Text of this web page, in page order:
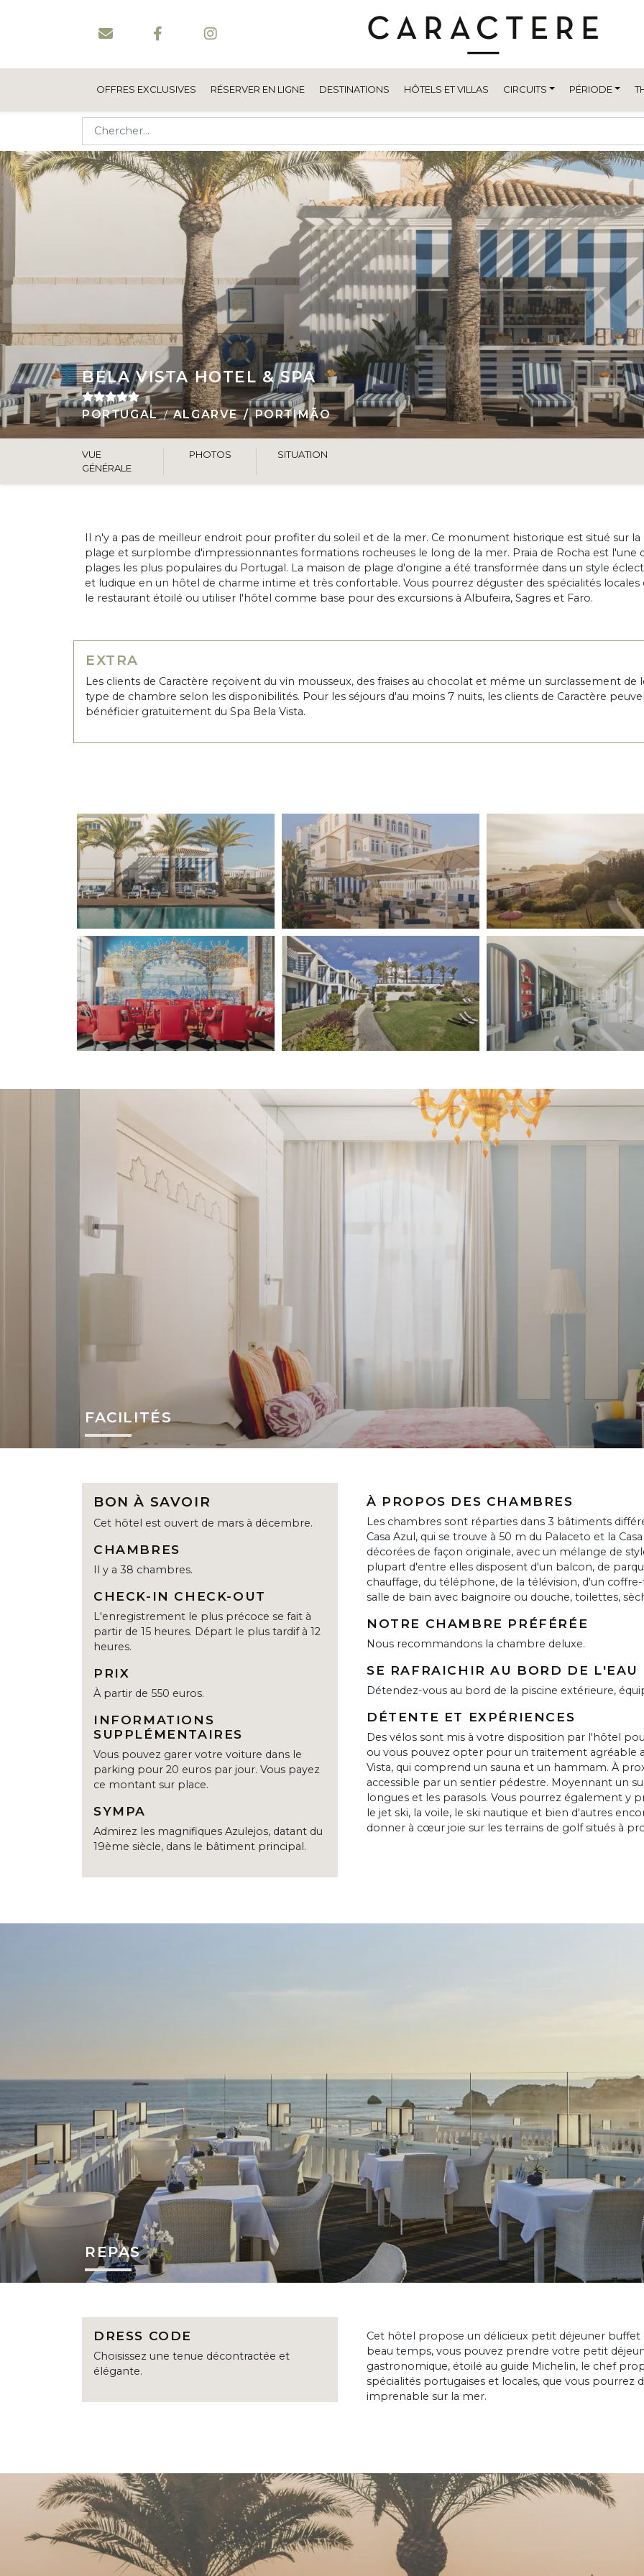
OFFRES EXCLUSIVES RÉSERVER EN LIGNE DESTINATIONS HÔTELS ET VILLAS CIRCUITS PÉRIODE
BELA VISTA HOTEL & SPA
PORTUGAL ALGARVE PORTIMÃO
VUE
GÉNÉRALE
PHOTOS SITUATION
Il n'y a pas de meilleur endroit pour profiter du soleil et de la mer. Ce monument historique est situé sur la
plage et surplombe d'impressionnantes formations rocheuses le long de la mer. Praia de Rocha est l'une
plages les plus populaires du Portugal. La maison de plage d'origine a été transformée dans un style
et ludique en un hôtel de charme intime et très confortable. Vous pourrez déguster des spécialités locales
le restaurant étoilé ou utiliser l'hôtel comme base pour des excursions à Albufeira, Sagres et Faro.
EXTRA
Les clients de Caractère reçoivent du vin mousseux, des fraises au chocolat et même un surclassement de
type de chambre selon les disponibilités. Pour les séjours d'au moins 7 nuits, les clients de Caractère
bénéficier gratuitement du Spa Bela Vista.
FACILITÉS
BON À SAVOIR
Cet hôtel est ouvert de mars à décembre.
CHAMBRES
Il y a 38 chambres.
CHECK-IN CHECK-OUT
L'enregistrement le plus précoce se fait à
partir de 15 heures. Départ le plus tardif à 12
heures.
PRIX
À partir de 550 euros.
INFORMATIONS
SUPPLÉMENTAIRES
Vous pouvez garer votre voiture dans le
parking pour 20 euros par jour. Vous payez
ce montant sur place.
SYMPA
Admirez les magnifiques Azulejos, datant du
19ème siècle, dans le bâtiment principal.
À PROPOS DES CHAMBRES
Les chambres sont réparties dans 3 bâtiments
Casa Azul, qui se trouve à 50 m du Palaceto et la
décorées de façon originale, avec un mélange de
plupart d'entre elles disposent d'un balcon, de
chauffage, du téléphone, de la télévision, d'un
salle de bain avec baignoire ou douche, toilettes,
NOTRE CHAMBRE PRÉFÉRÉE
Nous recommandons la chambre deluxe.
SE RAFRAICHIR AU BORD DE L'EAU
Détendez-vous au bord de la piscine extérieure,
DÉTENTE ET EXPÉRIENCES
Des vélos sont mis à votre disposition par l'hôtel
ou vous pouvez opter pour un traitement agréable
Vista, qui comprend un sauna et un hammam. À
accessible par un sentier pédestre. Moyennant un
longues et les parasols. Vous pourrez également y
le jet ski, la voile, le ski nautique et bien d'autres
donner à cœur joie sur les terrains de golf situés à
REPAS
DRESS CODE
Choisissez une tenue décontractée et
élégante.
Cet hôtel propose un délicieux petit déjeuner buffet
beau temps, vous pouvez prendre votre petit
gastronomique, étoilé au guide Michelin, le chef
spécialités portugaises et locales, que vous pourrez
imprenable sur la mer.